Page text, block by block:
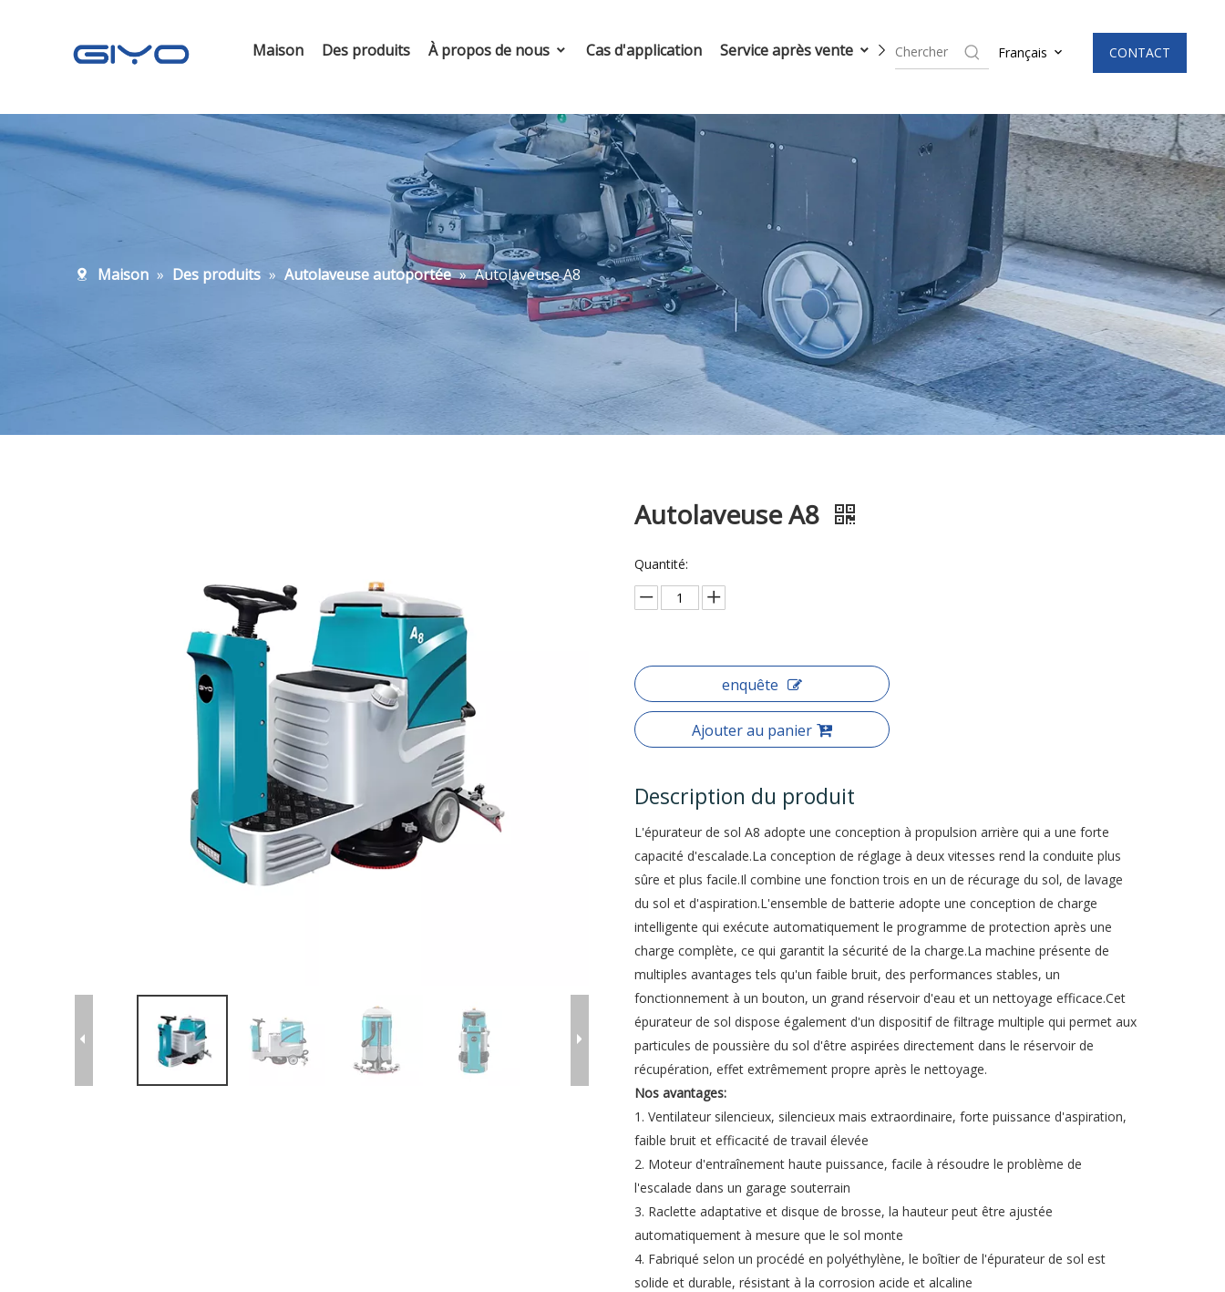
Maison Des produits À propos de nous Cas d'application Service après vente Processus de production Nouvelles
Français CONTACT
Maison » Des produits » Autolaveuse autoportée » Autolaveuse A8
Autolaveuse A8
Quantité:
enquête
Ajouter au panier
Description du produit
L'épurateur de sol A8 adopte une conception à propulsion arrière qui a une forte
capacité d'escalade.La conception de réglage à deux vitesses rend la conduite plus
sûre et plus facile.Il combine une fonction trois en un de récurage du sol, de lavage
du sol et d'aspiration.L'ensemble de batterie adopte une conception de charge
intelligente qui exécute automatiquement le programme de protection après une
charge complète, ce qui garantit la sécurité de la charge.La machine présente de
multiples avantages tels qu'un faible bruit, des performances stables, un
fonctionnement à un bouton, un grand réservoir d'eau et un nettoyage efficace.Cet
épurateur de sol dispose également d'un dispositif de filtrage multiple qui permet aux
particules de poussière du sol d'être aspirées directement dans le réservoir de
récupération, effet extrêmement propre après le nettoyage.
Nos avantages:
1. Ventilateur silencieux, silencieux mais extraordinaire, forte puissance d'aspiration,
faible bruit et efficacité de travail élevée
2. Moteur d'entraînement haute puissance, facile à résoudre le problème de
l'escalade dans un garage souterrain
3. Raclette adaptative et disque de brosse, la hauteur peut être ajustée
automatiquement à mesure que le sol monte
4. Fabriqué selon un procédé en polyéthylène, le boîtier de l'épurateur de sol est
solide et durable, résistant à la corrosion acide et alcaline